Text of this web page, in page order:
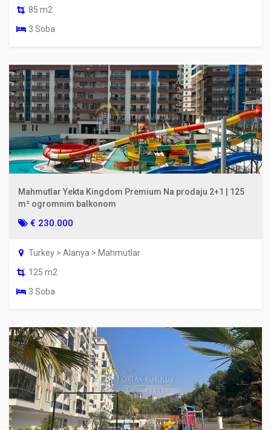
85 m2
3 Soba
Mahmutlar Yekta Kingdom Premium Na prodaju 2+1 | 125
m² ogromnim balkonom
€ 230.000
Turkey > Alanya > Mahmutlar
125 m2
3 Soba